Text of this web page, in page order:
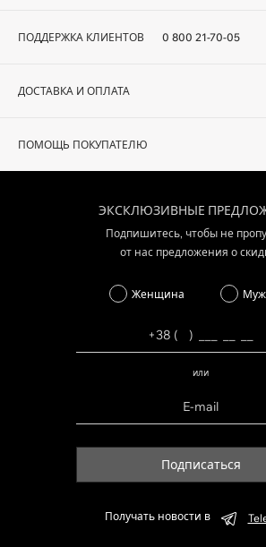
ПОДДЕРЖКА КЛИЕНТОВ 0 800 21-70-05
ДОСТАВКА И ОПЛАТА
ПОМОЩЬ ПОКУПАТЕЛЮ
ЭКСКЛЮЗИВНЫЕ
Подпишитесь, чтобы не
от нас предложения о
Женщина
или
Подписаться
Получать новости в